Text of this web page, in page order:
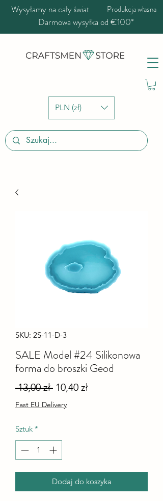
PLN (zł)
Wysyłamy na cały świat Produkcja własna
Darmowa wysyłka od €100*
SKU: 2S-11-D-3
SALE Model #24 Silikonowa
forma do broszki Geod
13,00 zł Regularna
cena
10,40 złCena
Fast EU Delivery
Sztuk *
Dodaj do koszyka